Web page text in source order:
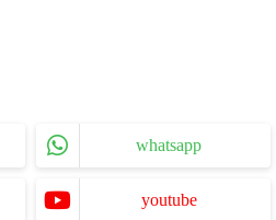
whatsapp
youtube